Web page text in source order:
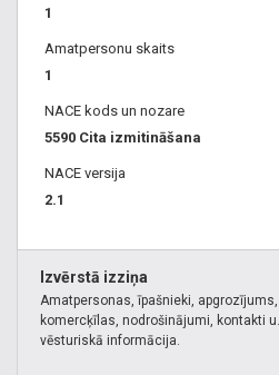
1
Amatpersonu skaits
1
NACE kods un nozare
5590 Cita izmitināšana
NACE versija
2.1
Izvērstā izziņa
Amatpersonas, īpašnieki, apgrozījums,
komercķīlas, nodrošinājumi, kontakti
vēsturiskā informācija.